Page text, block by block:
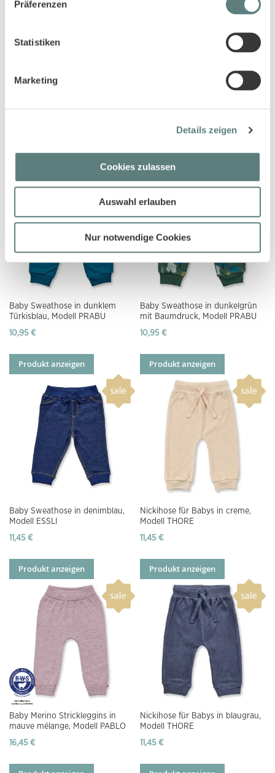
Präferenzen
Statistiken
Marketing
Details zeigen
Cookies zulassen
Auswahl erlauben
Nur notwendige Cookies
TOMKE
Modell CANDY
Baby Sweathose in dunklem
Türkisblau, Modell PRABU
10,95 €
Produkt anzeigen
Baby Sweathose in dunkelgrün
mit Baumdruck, Modell PRABU
10,95 €
Produkt anzeigen
Baby Sweathose in denimblau,
Modell ESSLI
11,45 €
Produkt anzeigen
Nickihose für Babys in creme,
Modell THORE
11,45 €
Produkt anzeigen
Baby Merino Strickleggins in
mauve mélange, Modell PABLO
16,45 €
Nickihose für Babys in blaugrau,
Modell THORE
11,45 €